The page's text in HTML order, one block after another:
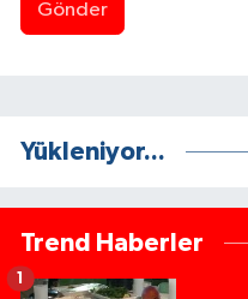
Gönder
Yükleniyor...
Trend Haberler
1